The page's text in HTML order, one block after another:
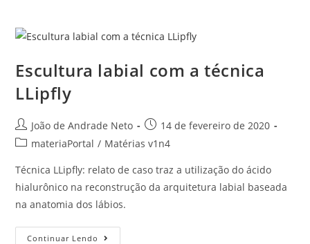
Escultura labial com a técnica
LLipfly
João de Andrade Neto
14 de fevereiro de 2020
materiaPortal / Matérias v1n4
Técnica LLipfly: relato de caso traz a utilização do ácido
hialurônico na reconstrução da arquitetura labial baseada
na anatomia dos lábios.
Continuar Lendo